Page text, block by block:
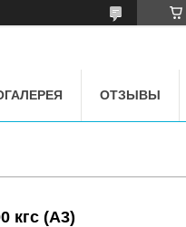
ОТЗЫВЫ
кгс (A3)